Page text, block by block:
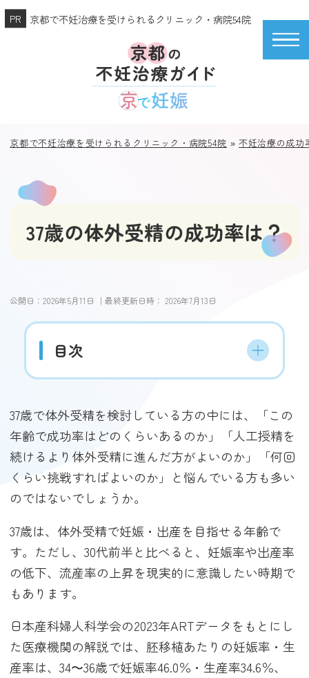
京都で不妊治療を受けられるクリニック・病院54院
京都で不妊治療を受けられるクリニック・病院54院 »不妊治療の成功
37歳の体外受精の成功率は？
公開日：2026年5月11日 ｜最終更新日時：2026年7月13日
目次
37歳で体外受精を検討している方の中には、「この
年齢で成功率はどのくらいあるのか」「人工授精を
続けるより体外受精に進んだ方がよいのか」「何回
くらい挑戦すればよいのか」と悩んでいる方も多い
のではないでしょうか。
37歳は、体外受精で妊娠・出産を目指せる年齢で
す。ただし、30代前半と比べると、妊娠率や出産率
の低下、流産率の上昇を現実的に意識したい時期で
もあります。
日本産科婦人科学会の2023年ARTデータをもとにし
た医療機関の解説では、胚移植あたりの妊娠率・生
産率は、34〜36歳で妊娠率46.0％・生産率34.6％、